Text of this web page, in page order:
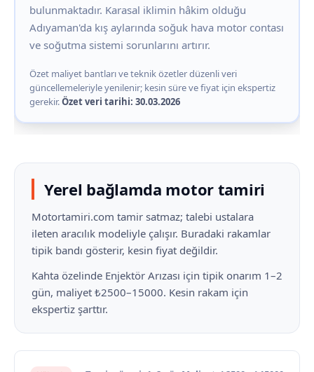
bulunmaktadır. Karasal iklimin hâkim olduğu
Adıyaman'da kış aylarında soğuk hava motor contası
ve soğutma sistemi sorunlarını artırır.
Özet maliyet bantları ve teknik özetler düzenli veri
güncellemeleriyle yenilenir; kesin süre ve fiyat için ekspertiz
gerekir.Özet veri tarihi: 30.03.2026
Yerel bağlamda motor tamiri
Motortamiri.com tamir satmaz; talebi ustalara
ileten aracılık modeliyle çalışır. Buradaki rakamlar
tipik bandı gösterir, kesin fiyat değildir.
Kahta özelinde Enjektör Arızası için tipik onarım 1–2
gün, maliyet ₺2500–15000. Kesin rakam için
ekspertiz şarttır.